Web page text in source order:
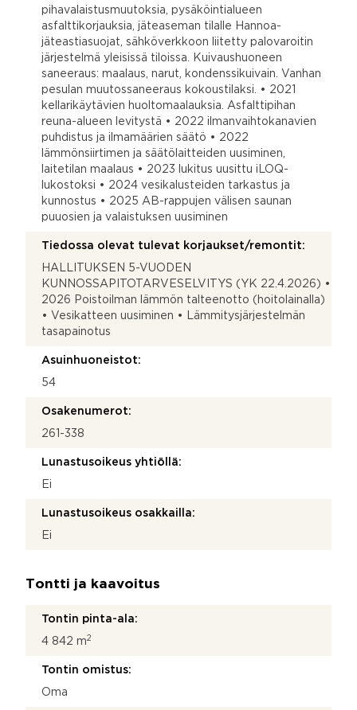
pihavalaistusmuutoksia, pysäköintialueen
asfalttikorjauksia, jäteaseman tilalle Hannoa-
jäteastiasuojat, sähköverkkoon liitetty palovaroitin
järjestelmä yleisissä tiloissa. Kuivaushuoneen
saneeraus: maalaus, narut, kondenssikuivain. Vanhan
pesulan muutossaneeraus kokoustilaksi. • 2021
kellarikäytävien huoltomaalauksia. Asfalttipihan
reuna-alueen levitystä • 2022 ilmanvaihtokanavien
puhdistus ja ilmamäärien säätö • 2022
lämmönsiirtimen ja säätölaitteiden uusiminen,
laitetilan maalaus • 2023 lukitus uusittu iLOQ-
lukostoksi • 2024 vesikalusteiden tarkastus ja
kunnostus • 2025 AB-rappujen välisen saunan
puuosien ja valaistuksen uusiminen
Tiedossa olevat tulevat korjaukset/remontit:
HALLITUKSEN 5-VUODEN
KUNNOSSAPITOTARVESELVITYS (YK 22.4.2026) •
2026 Poistoilman lämmön talteenotto (hoitolainalla)
• Vesikatteen uusiminen • Lämmitysjärjestelmän
tasapainotus
Asuinhuoneistot:
54
Osakenumerot:
261-338
Lunastusoikeus yhtiöllä:
Ei
Lunastusoikeus osakkailla:
Ei
Tontti ja kaavoitus
Tontin pinta-ala:
4 842 m2
Tontin omistus:
Oma